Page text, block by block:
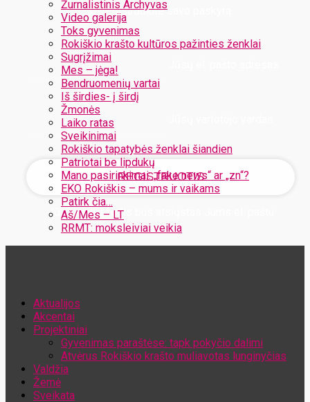
Žurnalistinis Archyvas
Video galerija
Toks gyvenimas
Rokiškio krašto kultūros pažinties ženklai
Sugrįžimai
Mes – jėga!
Bendruomenių vartai
Iš širdies- į širdį
Žmonės
Laiko ratas
Sveikinimai
Rokiškio tapatybės ženklai šiandien
Patriotai be lipdukų
Mano pasirinkimai: „fake news“ ar „zn“?
EKO Rokiškis – mums ir vaikams
Patirk čia…
Aš/Mes – LT
RRMT: moksleiviai veikia
Užregistruokite savo paskyrą
Jūsų slaptažodis bus atsiųstas Jums el. paštu
Aktualijos
Akcentai
Projektiniai
Gyvenimas paraštėse: tapk pokyčio dalimi
Atvėrus Rokiškio krašto muliavotas lunginyčias
Valdžia
Žemė
Sveikata